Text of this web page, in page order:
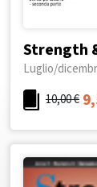
Strength
Luglio/
10,00€